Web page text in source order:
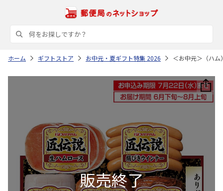
ホーム ギフトストア お中元・夏ギフト特集 2026 ＜お中元＞（ハ